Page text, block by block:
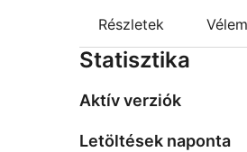
Részletek
Statisztika
Aktív verziók
Letöltések naponta